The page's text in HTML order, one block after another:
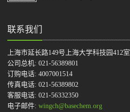
联系我们
上海市延长路149号上海大学科技园412室
公司总机: 021-56389801
订购电话: 4007001514
传真电话: 021-56389802
客服电话: 021-56332350
电子邮件: wingch@basechem.org